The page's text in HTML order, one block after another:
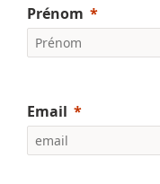
Prénom
Email